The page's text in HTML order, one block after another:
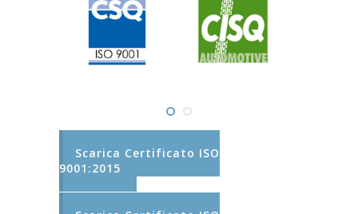
Scarica Certificato ISO
9001:2015